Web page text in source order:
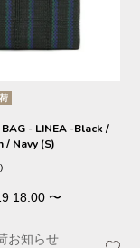
BAG - LINEA -Black /
/ Navy (S)
18:00 〜
お知らせ